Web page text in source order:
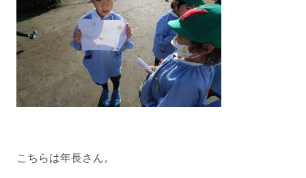
こちらは年長さん。